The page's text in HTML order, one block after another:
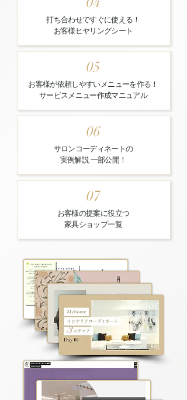
打ち合わせですぐに使える！
​お客様ヒヤリングシート
05
お客様が依頼しやすいメニューを作る！
サービスメニュー作成マニュアル
06
サロンコーディネートの
実例解説​ 一部公開！
07
お客様の提案に役立つ
​家具ショップ一覧